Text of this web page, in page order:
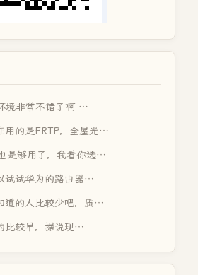
境非常不错了啊 …
用的是FRTP，全屋光…
是够用了，我看你选…
试试华为的路由器…
道的人比较少吧，质…
比较早，据说现…